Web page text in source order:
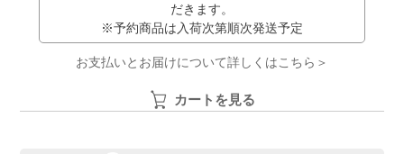
だきます。
※予約商品は入荷次第順次発送予定
お支払いとお届けについて詳しくはこちら＞
カートを見る